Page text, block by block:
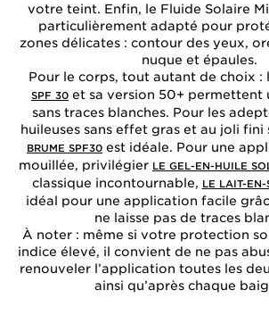
votre teint. Enfin, le Fluide Solaire
particulièrement adapté pour
zones délicates : contour des yeux,
nuque et épaules.
Pour le corps, tout autant de choix :
SPF 30 et sa version 50+ permettent
sans traces blanches. Pour les
huileuses sans effet gras et au joli fini
BRUME SPF30 est idéale. Pour une
mouillée, privilégier LE GEL-EN-HUILE
classique incontournable, LE LAIT-EN-
idéal pour une application facile
ne laisse pas de traces
À noter : même si votre protection
indice élevé, il convient de ne pas
renouveler l’application toutes les
ainsi qu’après chaque